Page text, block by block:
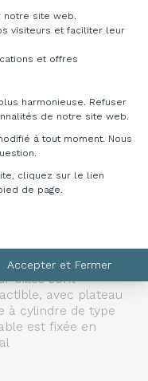
site web.
visiteurs et faciliter leur
et offres
harmonieuse. Refuser
de notre site web.
à tout moment. Nous
cliquez sur le lien
de page.
Accepter et Fermer
E1 à faible
les normes ISO,
sur le
Arrondis de 1 mm,
ou de tissu
de 40 mm.
un cordon
de
époxy.
pieds de
est insérée la
métalliques à
billes sont
avec plateau
à cylindre de type
est fixée en